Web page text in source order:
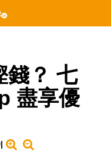
錢？ 七
盡享優
|